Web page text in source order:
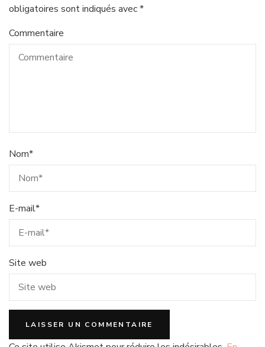
obligatoires sont indiqués avec*
Commentaire
Nom*
E-mail*
Site web